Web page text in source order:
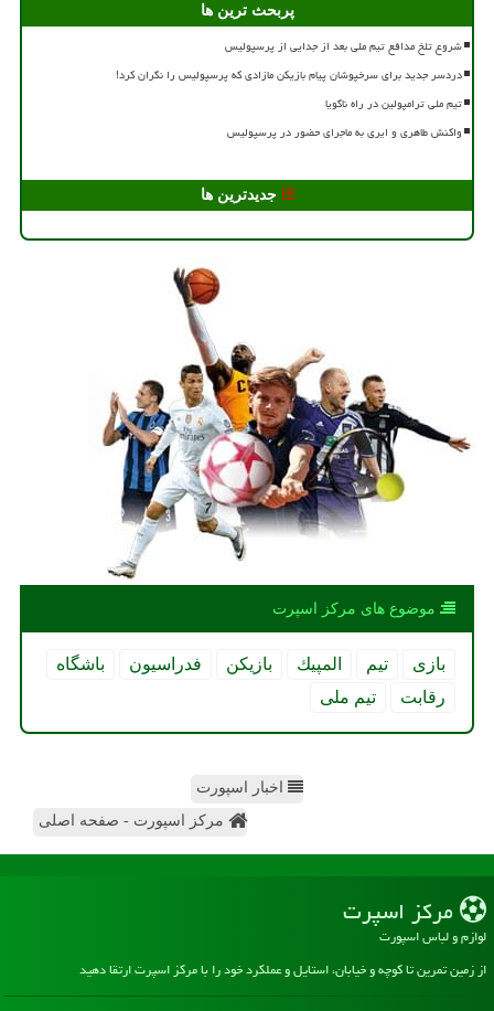
پربحث ترین ها
شروع تلخ مدافع تیم ملی بعد از جدایی از پرسپولیس
دردسر جدید برای سرخپوشان پیام بازیکن مازادی که پرسپولیس را نگران کرد!
تیم ملی ترامپولین در راه ناگویا
واکنش طاهری و ایری به ماجرای حضور در پرسپولیس
جدیدترین ها
موضوع های مركز اسپرت
بازی تیم المپیك بازیكن فدراسیون
باشگاه
رقابت
تیم ملی
اخبار اسپورت
مرکز اسپورت - صفحه اصلی
مركز اسپرت
لوازم و لباس اسپورت
از زمین تمرین تا کوچه و خیابان، استایل و عملکرد خود را با مرکز اسپرت ارتقا دهید